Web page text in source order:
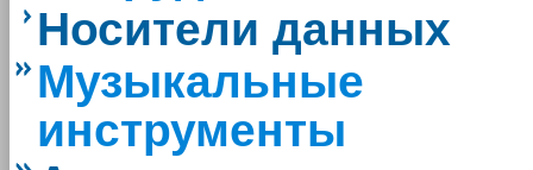
Носители данных
Музыкальные
инструменты